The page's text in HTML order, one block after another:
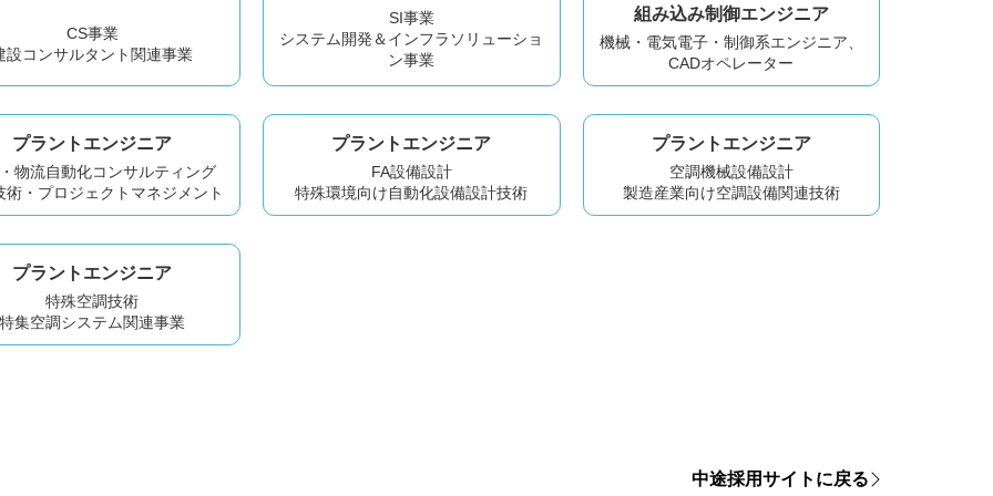
CS事業
設コンサルタント関連事業
SI事業
システム開発＆インフラソリューショ
ン事業
組み込み制御エンジニア
機械・電気電子・制御系エンジニア、
CADオペレーター
プラントエンジニア
物流自動化コンサルティング
術・プロジェクトマネジメント
プラントエンジニア
FA設備設計
特殊環境向け自動化設備設計技術
プラントエンジニア
空調機械設備設計
製造産業向け空調設備関連技術
プラントエンジニア
特殊空調技術
特集空調システム関連事業
中途採用サイトに戻る